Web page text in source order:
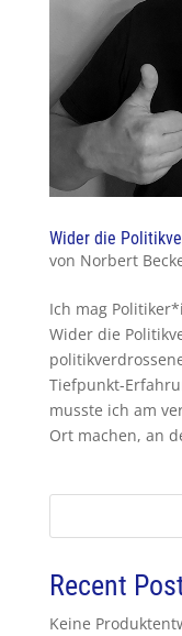
Wider die
von Norbert
Ich mag
Wider die
Tiefpunkt-
musste ich am
Ort machen, an
Recent
Keine